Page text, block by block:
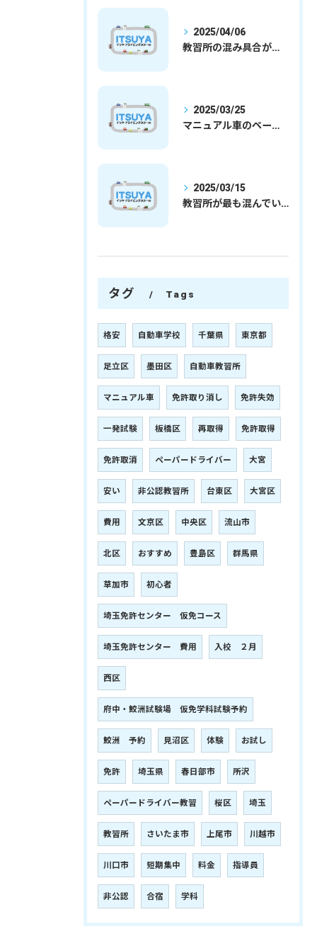
2025/04/06
教習所の混み具合が減ってきました
2025/03/25
マニュアル車のペーパードライバー
2025/03/15
教習所が最も混んでいる時期
タグ Tags
格安 自動車学校 千葉県 東京都
足立区 墨田区 自動車教習所
マニュアル車 免許取り消し 免許失効
一発試験 板橋区 再取得 免許取得
免許取消 ペーパードライバー 大宮
安い 非公認教習所 台東区 大宮区
費用 文京区 中央区 流山市
北区 おすすめ 豊島区 群馬県
草加市 初心者
埼玉免許センター 仮免コース
埼玉免許センター 費用 入校 ２月
西区
府中・鮫洲試験場 仮免学科試験予約
鮫洲 予約 見沼区 体験 お試し
免許 埼玉県 春日部市 所沢
ペーパードライバー教習 桜区 埼玉
教習所 さいたま市 上尾市 川越市
川口市 短期集中 料金 指導員
非公認 合宿 学科